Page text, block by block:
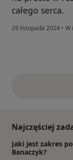
całego serca.
29 listopada 2024 • W
Najczęściej
Jaki jest zakres
Banaczyk?